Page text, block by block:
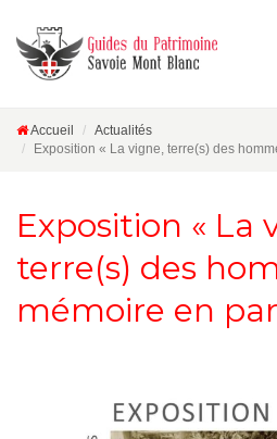
Accueil
Actualités
Exposition « La vigne, terre(s) des
Exposition « La
terre(s) des
mémoire en